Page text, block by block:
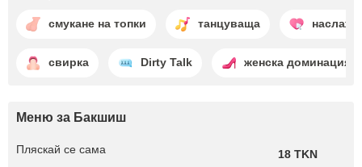
смукане на топки танцуваща
свирка Dirty Talk женска доминация
Меню за Бакшиш
Пляскай се сама 18 TKN